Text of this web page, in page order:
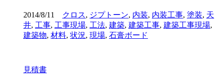
2014/8/11 クロス, ジプトーン, 内装, 内装工事, 塗装, 天
井, 工事, 工事現場, 工法, 建築, 建築工事, 建築工事現場,
建築物, 材料, 状況, 現場, 石膏ボード
見積書